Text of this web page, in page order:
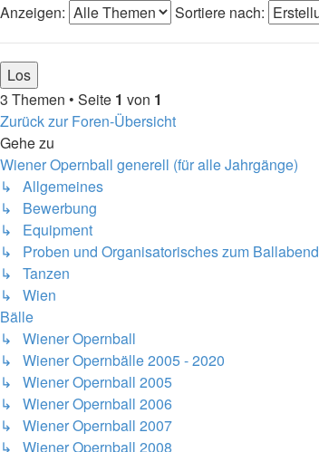
Anzeigen:
Sortiere nach:
3 Themen • Seite 1 von 1
Zurück zur Foren-Übersicht
Gehe zu
Wiener Opernball generell (für alle Jahrgänge)
↳ Allgemeines
↳ Bewerbung
↳ Equipment
↳ Proben und Organisatorisches zum Ballabend
↳ Tanzen
↳ Wien
Bälle
↳ Wiener Opernball
↳ Wiener Opernbälle 2005 - 2020
↳ Wiener Opernball 2005
↳ Wiener Opernball 2006
↳ Wiener Opernball 2007
↳ Wiener Opernball 2008